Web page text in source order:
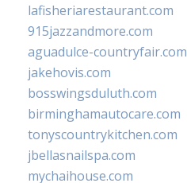
lafisheriarestaurant.com
915jazzandmore.com
aguadulce-countryfair.com
jakehovis.com
bosswingsduluth.com
birminghamautocare.com
tonyscountrykitchen.com
jbellasnailspa.com
mychaihouse.com